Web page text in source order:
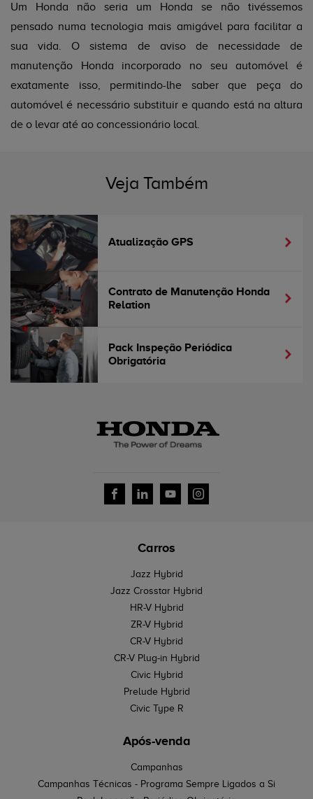
Um Honda não seria um Honda se não tivéssemos
pensado numa tecnologia mais amigável para facilitar a
sua vida. O sistema de aviso de necessidade de
manutenção Honda incorporado no seu automóvel é
exatamente isso, permitindo-lhe saber que peça do
automóvel é necessário substituir e quando está na altura
de o levar até ao concessionário local.
Veja Também
Atualização GPS
Contrato de Manutenção Honda
Relation
Pack Inspeção Periódica
Obrigatória
Carros
Jazz Hybrid
Jazz Crosstar Hybrid
HR-V Hybrid
ZR-V Hybrid
CR-V Hybrid
CR-V Plug-in Hybrid
Civic Hybrid
Prelude Hybrid
Civic Type R
Após-venda
Campanhas
Campanhas Técnicas - Programa Sempre Ligados a Si